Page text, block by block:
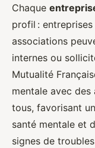
Chaque
profil :
associations
internes ou
Mutualité
mentale avec des
tous, favorisant
santé mentale et
signes de